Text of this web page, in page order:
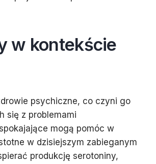
w kontekście
psychiczne, co czyni go
się z problemami
mogą pomóc w
w dzisiejszym zabieganym
produkcję serotoniny,